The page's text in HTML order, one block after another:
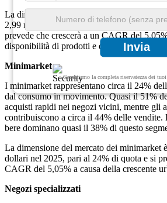
Invia
Garantiamo la completa riservatezza dei
La dimensione del mercato dei
2,99 miliardi di dollari nel 2025, pari a una
prevede che crescerà a un CAGR del
disponibilità di prodotti e dalla fiducia dei
Minimarket
I minimarket rappresentano circa il 24%
dal consumo in movimento. Quasi il 51%
acquisti rapidi nei negozi vicini, mentre gli
contribuiscono a circa il 44% delle vendite.
bere dominano quasi il 38% di questo
La dimensione del mercato dei minimarket
dollari nel 2025, pari al 24% di quota e si
CAGR del 5,05% a causa della crescente
Negozi specializzati